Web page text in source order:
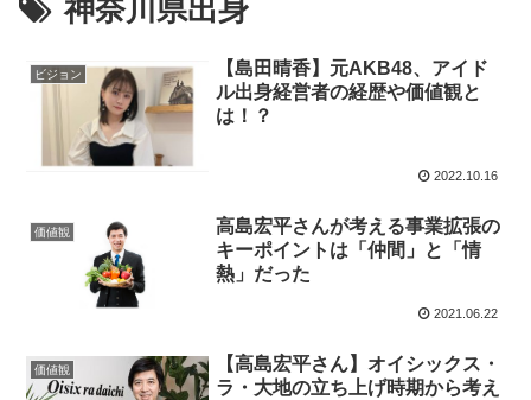
神奈川県出身
ビジョン
【島田晴香】元AKB48、アイド
ル出身経営者の経歴や価値観と
は！？
2022.10.16
価値観
高島宏平さんが考える事業拡張の
キーポイントは「仲間」と「情
熱」だった
2021.06.22
価値観
【高島宏平さん】オイシックス・
ラ・大地の立ち上げ時期から考え